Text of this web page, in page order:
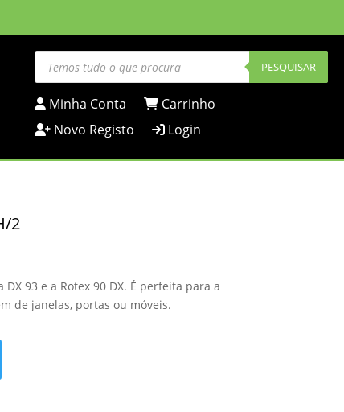
Products
search PESQUISAR
Minha Conta
Carrinho
Novo Registo
Login
2
93 e a Rotex 90 DX. É perfeita para a
de janelas, portas ou móveis.